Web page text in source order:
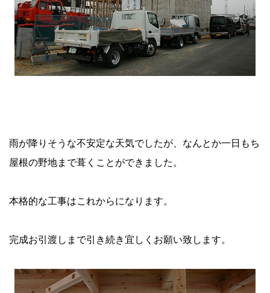
雨が降りそうな不安定な天気でしたが、なんとか一日もち
屋根の野地まで葺くことができました。
本格的な工事はこれからになります。
完成お引渡しまで引き続き宜しくお願い致します。